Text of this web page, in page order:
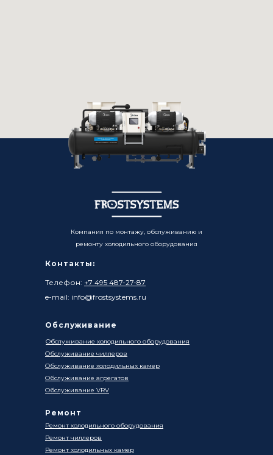
Контакты:
Телефон: +7 495 487-27-87
e-mail: info@frostsystems.ru
Ремонт
Компания по монтажу, обслуживанию и
ремонту холодильного оборудования
Ремонт холодильного оборудования
Ремонт чиллеров
Ремонт холодильных камер
Обслуживание
Обслуживание холодильного оборудования
Обслуживание чиллеров
Обслуживание холодильных камер
Обслуживание агрегатов
Обслуживание VRV